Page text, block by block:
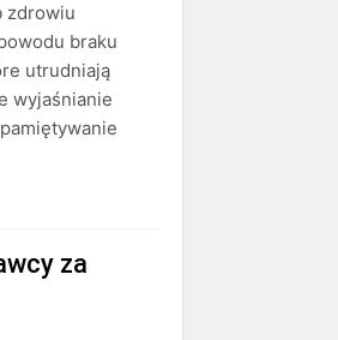
zdrowiu
braku
utrudniają
wyjaśnianie
za